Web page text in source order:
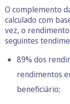
O complemento
calculado com
vez, o
seguintes
89% dos
rendimentos
beneficiário;